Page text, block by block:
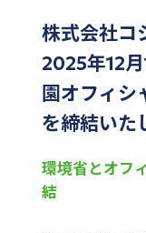
株式会社コ
2025年12
園オフィシ
を締結いた
環境省とオフ
結